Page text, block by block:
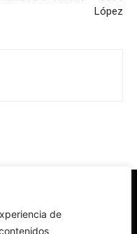
de
López
y la sociedad